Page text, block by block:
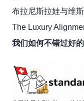
布拉尼斯拉娃与维
The Luxury
我们如何不错过好